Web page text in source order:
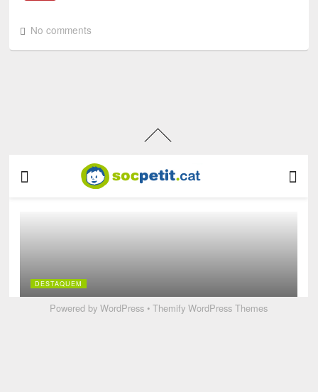
No comments
Powered byWordPress •Themify WordPress Themes